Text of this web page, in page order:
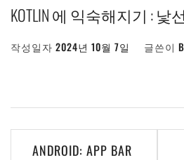
KOTLIN 에 익숙해지기 : 낯
작성일자 2024년 10월 7일 글쓴이
ANDROID: APP BAR